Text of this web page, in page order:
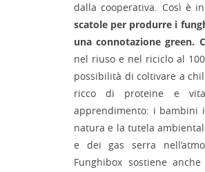
dalla cooperativa. Così è
scatole per produrre i
una connotazione green.
nel riuso e nel riciclo al
possibilità di coltivare a
ricco di proteine e
apprendimento: i bambini
natura e la tutela
e dei gas serra
Funghibox sostiene